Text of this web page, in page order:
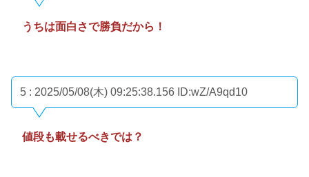
うちは面白さで勝負だから！
5 : 2025/05/08(木) 09:25:38.156 ID:wZ/A9qd10
値段も載せるべきでは？